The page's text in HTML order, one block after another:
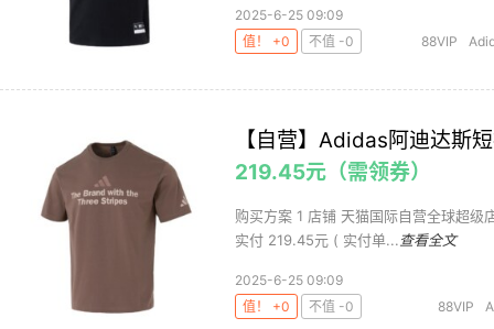
2025-6-25 09:09
值！ +0
不值 -0 88VIP
【自营】Adidas阿迪达斯
219.45元（需领券）
购买方案 1 店铺 天猫国际自营全球超
实付 219.45元 ( 实付单... 查看全文
2025-6-25 09:09
值！ +0
不值 -0 88VIP